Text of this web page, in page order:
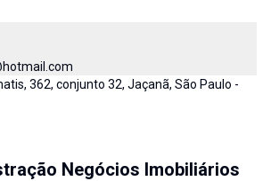
362, conjunto 32, Jaçanã, São Paulo -
Negócios Imobiliários